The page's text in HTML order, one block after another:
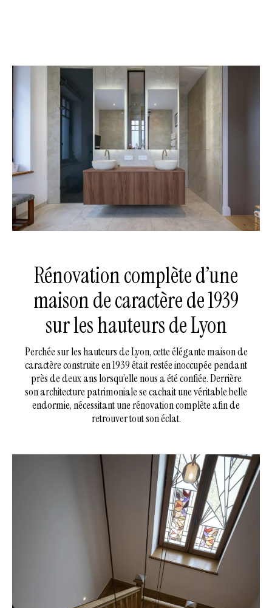
Rénovation complète d’une
maison de caractère de 1939
sur les hauteurs de Lyon
Perchée sur les hauteurs de Lyon, cette élégante maison de
caractère construite en 1939 était restée inoccupée pendant
près de deux ans lorsqu’elle nous a été confiée. Derrière
son architecture patrimoniale se cachait une véritable belle
endormie, nécessitant une rénovation complète afin de
retrouver tout son éclat.